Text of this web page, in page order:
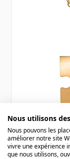
Nous utilisons
Nous pouvons les
améliorer notre site
vivre une expérience
que nous utilisons,